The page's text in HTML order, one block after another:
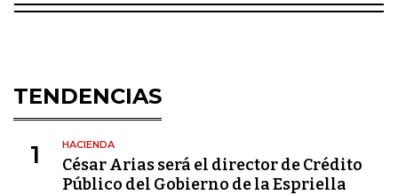
TENDENCIAS
1 HACIENDA
César Arias será el director de Crédito
Público del Gobierno de la Espriella